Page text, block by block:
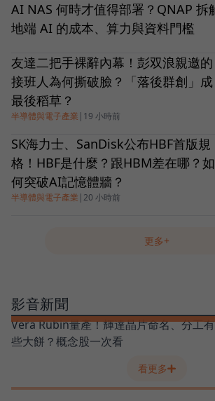
AI NAS 何時才值得部署？QNAP 拆
地端 AI 的成本、算力與資料門檻
友達二把手裸辭內幕！彭双浪親邀的
接班人為何撕破臉？「落後群創」成
最後稻草？
半導體與電子產業 | 19 小時前
SK海力士、SanDisk公布HBF首版規
格！HBF是什麼？跟HBM差在哪？如
何突破AI記憶體牆？
半導體與電子產業 |20 小時前
更多+
影音新聞
Vera Rubin量產！輝達晶片命名、分工
些大餅？概念股一次看
看更多